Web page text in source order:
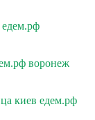
едем.рф
воронеж
киев едем.рф